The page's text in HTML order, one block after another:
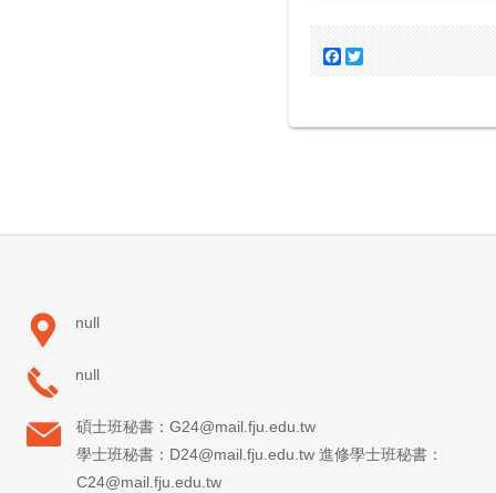
Facebook
null
null
碩士班秘書：G24@mail.fju.edu.tw
學士班秘書：D24@mail.fju.edu.tw 進修學士班秘書：
C24@mail.fju.edu.tw